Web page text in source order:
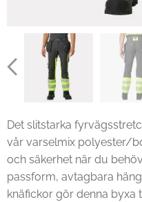
Det slitstarka
vår varselmix polyester/
och säkerhet när du
passform, avtagbara
knäfickor gör denna byxa